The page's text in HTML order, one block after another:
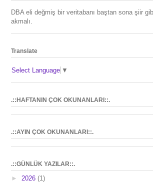
DBA eli değmiş bir veritabanı baştan sona şiir
akmalı.
Translate
Select Language ▼
.::HAFTANIN ÇOK OKUNANLARI::.
.::AYIN ÇOK OKUNANLARI::.
.::GÜNLÜK YAZILAR::.
► 2026 (1)